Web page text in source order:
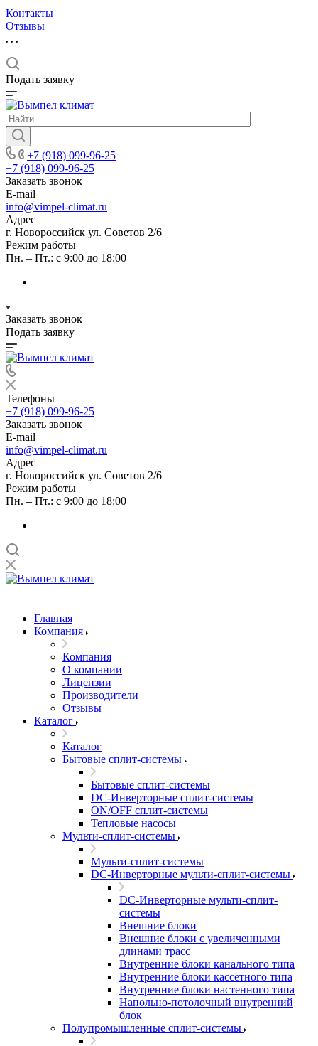
Контакты
Отзывы
Подать заявку
+7 (918) 099-96-25
+7 (918) 099-96-25
Заказать звонок
E-mail
info@vimpel-climat.ru
Адрес
г. Новороссийск ул. Советов 2/6
Режим работы
Пн. – Пт.: с 9:00 до 18:00
Заказать звонок
Подать заявку
Телефоны
+7 (918) 099-96-25
Заказать звонок
E-mail
info@vimpel-climat.ru
Адрес
г. Новороссийск ул. Советов 2/6
Режим работы
Пн. – Пт.: с 9:00 до 18:00
Главная
Компания
Компания
О компании
Лицензии
Производители
Отзывы
Каталог
Каталог
Бытовые сплит-системы
Бытовые сплит-системы
DC-Инверторные сплит-системы
ON/OFF сплит-системы
Тепловые насосы
Мульти-сплит-системы
Мульти-сплит-системы
DC-Инверторные мульти-сплит-системы
DC-Инверторные мульти-сплит-
системы
Внешние блоки
Внешние блоки с увеличенными
длинами трасс
Внутренние блоки канального типа
Внутренние блоки кассетного типа
Внутренние блоки настенного типа
Напольно-потолочный внутренний
блок
Полупромышленные сплит-системы